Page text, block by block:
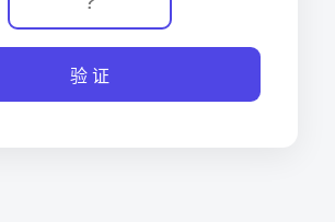
验 证